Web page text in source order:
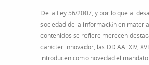
De la Ley 56/2007, y por lo que al
sociedad de la información en
contenidos se refiere merecen
carácter innovador, las DD.AA. XIV,
introducen como novedad el